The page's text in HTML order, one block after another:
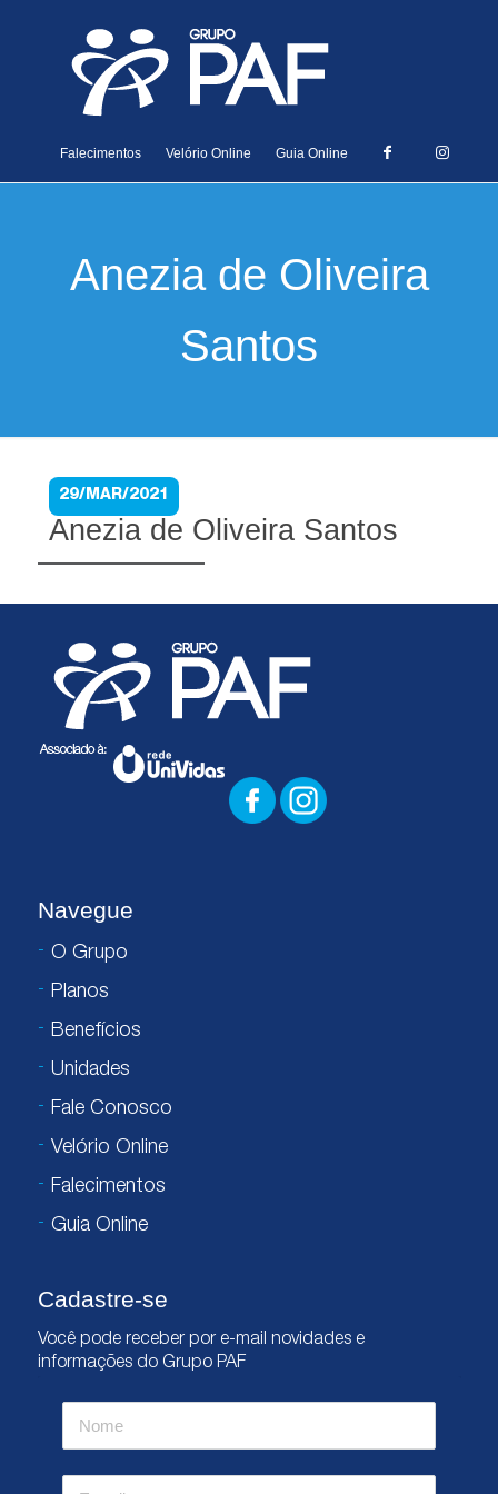
Falecimentos Velório Online Guia Online
Anezia de Oliveira
Santos
29/MAR/2021
Anezia de Oliveira Santos
Navegue
O Grupo
Planos
Benefícios
Unidades
Fale Conosco
Velório Online
Falecimentos
Guia Online
Cadastre-se
Você pode receber por e-mail novidades e
informações do Grupo PAF